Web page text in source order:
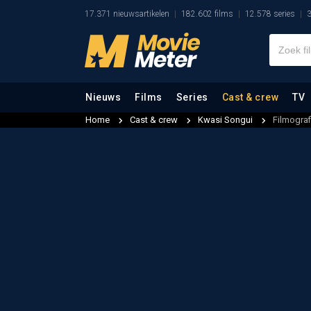
17.371 nieuwsartikelen 182.602 films 12.578 series
Nieuws Films Series Cast & crew TV
Home Cast & crew Kwasi Songui